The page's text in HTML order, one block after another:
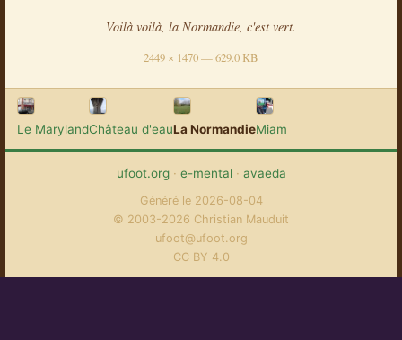
Voilà voilà, la Normandie, c'est vert.
2449 × 1470 — 629.0 KB
Le MarylandChâteau d'eauLa NormandieMiam
ufoot.org· e-mental· avaeda
Généré le 2026-08-04
© 2003-2026 Christian Mauduit
ufoot@ufoot.org
CC BY 4.0